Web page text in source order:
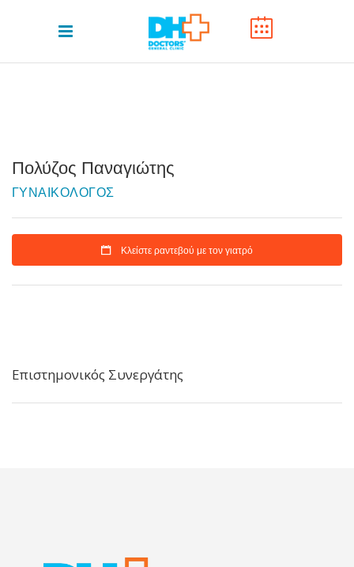
Πολύζος Παναγιώτης
ΓΥΝΑΙΚΟΛΟΓΟΣ
Κλείστε ραντεβού με τον γιατρό
Επιστημονικός Συνεργάτης